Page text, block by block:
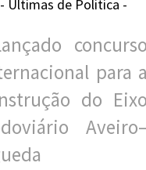
- Últimas de Politica -